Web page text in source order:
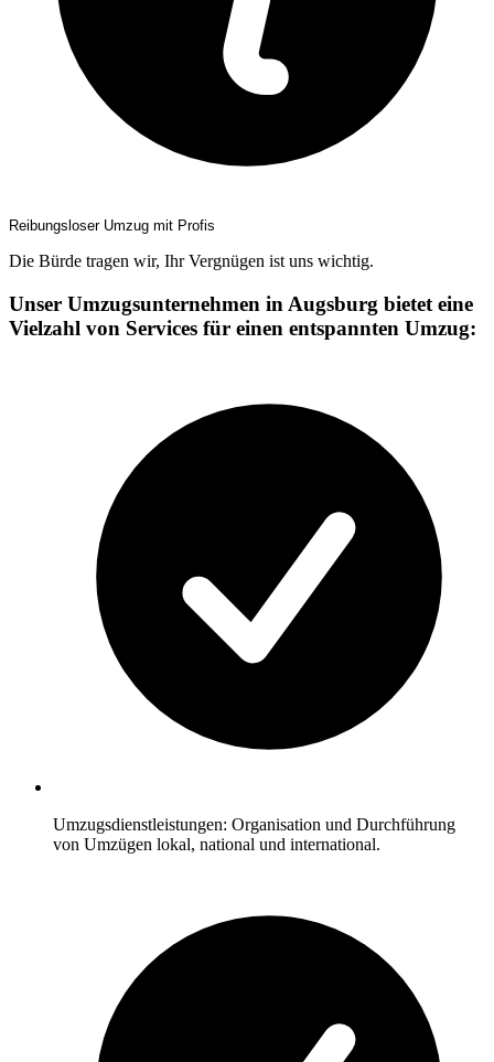
Reibungsloser Umzug mit Profis
Die Bürde tragen wir, Ihr Vergnügen ist uns wichtig.
Unser Umzugsunternehmen in Augsburg bietet eine
Vielzahl von Services für einen entspannten Umzug:
Umzugsdienstleistungen: Organisation und Durchführung
von Umzügen lokal, national und international.